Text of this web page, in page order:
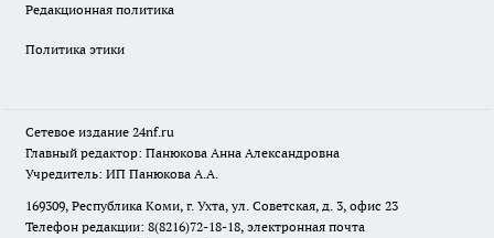
Редакционная политика
Политика этики
Сетевое издание 24nf.ru
Главный редактор: Панюкова Анна Александровна
Учредитель: ИП Панюкова А.А.
169309, Республика Коми, г. Ухта, ул. Советская, д. 3, офис 23
Телефон редакции: 8(8216)72-18-18, электронная почта